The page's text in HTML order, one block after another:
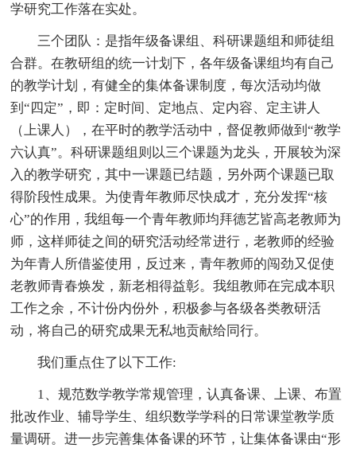
学研究工作落在实处。
三个团队：是指年级备课组、科研课题组和师徒组
合群。在教研组的统一计划下，各年级备课组均有自己
的教学计划，有健全的集体备课制度，每次活动均做
到“四定”，即：定时间、定地点、定内容、定主讲人
（上课人），在平时的教学活动中，督促教师做到“教学
六认真”。科研课题组则以三个课题为龙头，开展较为深
入的教学研究，其中一课题已结题，另外两个课题已取
得阶段性成果。为使青年教师尽快成才，充分发挥“核
心”的作用，我组每一个青年教师均拜德艺皆高老教师为
师，这样师徒之间的研究活动经常进行，老教师的经验
为年青人所借鉴使用，反过来，青年教师的闯劲又促使
老教师青春焕发，新老相得益彰。我组教师在完成本职
工作之余，不计份内份外，积极参与各级各类教研活
动，将自己的研究成果无私地贡献给同行。
我们重点住了以下工作:
1、规范数学教学常规管理，认真备课、上课、布置
批改作业、辅导学生、组织数学学科的日常课堂教学质
量调研。进一步完善集体备课的环节，让集体备课由“形